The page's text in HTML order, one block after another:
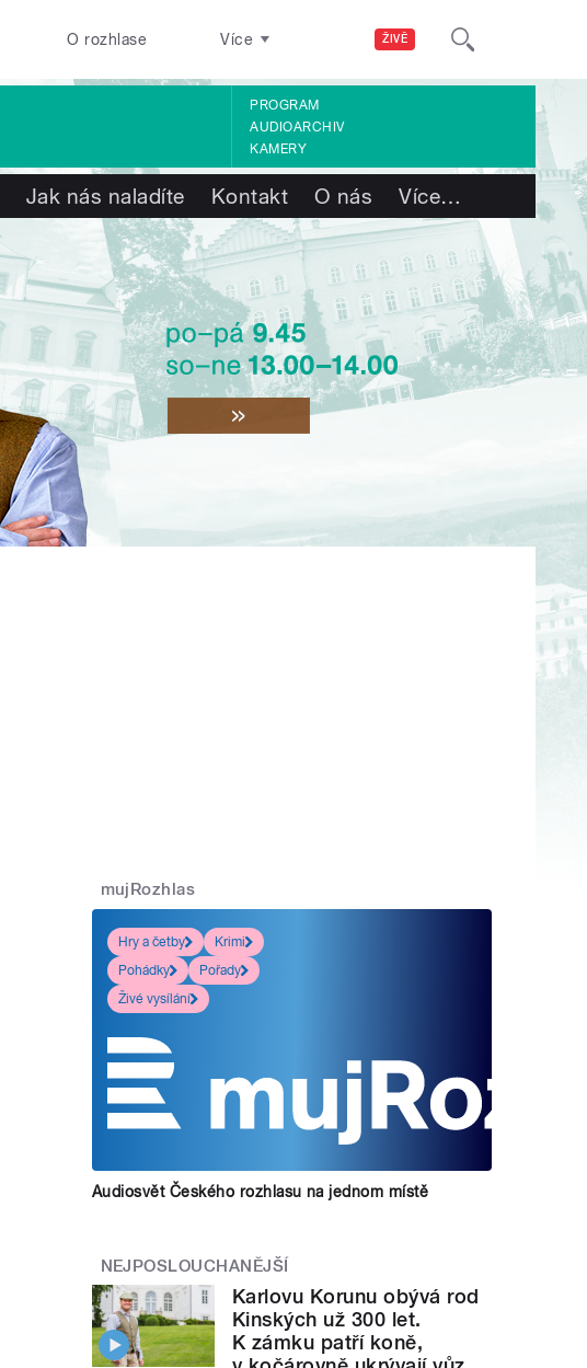
ŽIVĚ
O rozhlase Více
PROGRAM
AUDIOARCHIV
KAMERY
Jak nás naladíte Kontakt O nás Více…
mujRozhlas
Hry a četby
Krimi
Pohádky
Pořady
Živé vysílání
Audiosvět Českého rozhlasu na jednom místě
NEJPOSLOUCHANĚJŠÍ
Karlovu Korunu obývá rod
Kinských už 300 let.
K zámku patří koně,